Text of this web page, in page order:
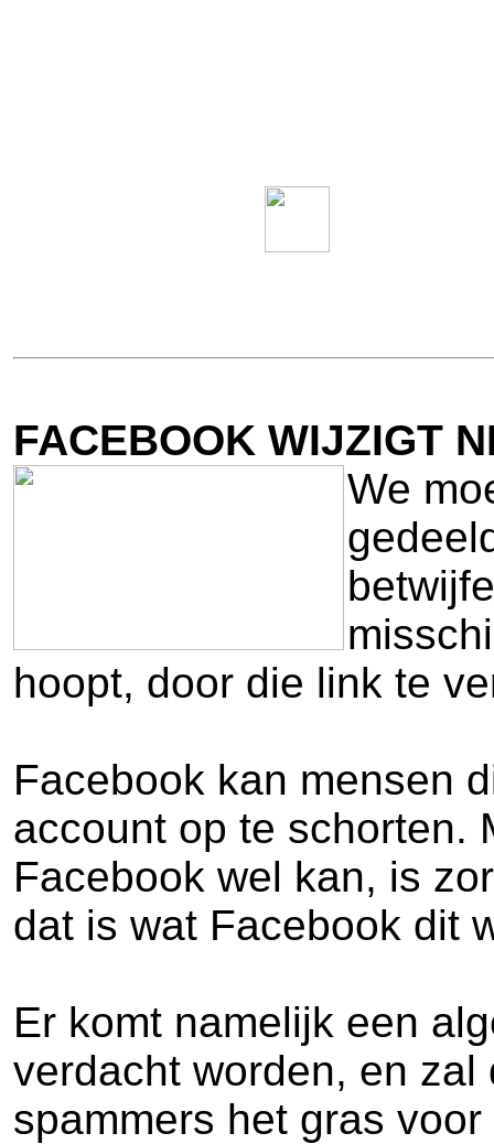
FACEBOOK WIJZIGT
We
hoopt, door die link te
Facebook kan mensen
account op te schorten.
Facebook wel kan, is
dat is wat Facebook dit
Er komt namelijk een
verdacht worden, en
spammers het gras